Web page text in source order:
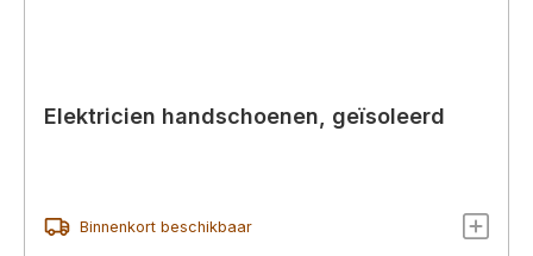
Elektricien handschoenen, geïsoleerd
Binnenkort beschikbaar